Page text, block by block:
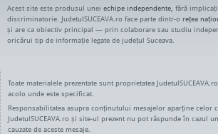
Acest site este produsul unei echipe independente , fără
discriminatorie. JudetulSUCEAVA.ro face parte dintr-o rețea
și are ca obiectiv principal — prin colaborare sau studiu
oricărui tip de informație legate de județul Suceava.
Toate materialele prezentate sunt proprietatea
acolo unde este specificat.
Responsabilitatea asupra conținutului mesajelor aparține celor
JudetulSUCEAVA.ro și site-ul prezent nu pot răspunde în cazul
cauzate de aceste mesaje.